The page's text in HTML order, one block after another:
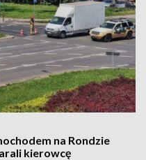
na Rondzie
kierowcę